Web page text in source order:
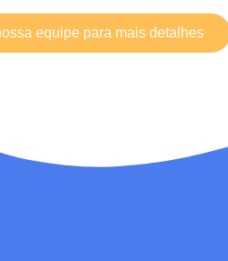
equipe para mais detalhes